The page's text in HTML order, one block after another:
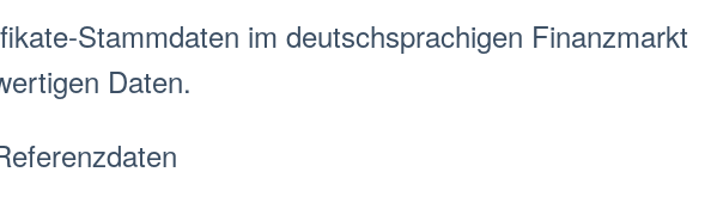
Stammdaten im deutschsprachigen Finanzmarkt
Daten.